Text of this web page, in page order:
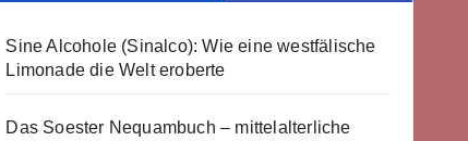
Sine Alcohole (Sinalco): Wie eine westfälische
Limonade die Welt eroberte
Das Soester Nequambuch – mittelalterliche